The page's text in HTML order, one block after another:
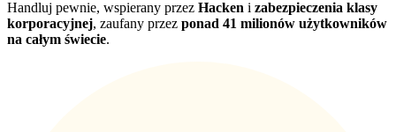
Handluj pewnie, wspierany przez Hacken i zabezpieczenia klasy
korporacyjnej, zaufany przez ponad 41 milionów użytkowników
na całym świecie.